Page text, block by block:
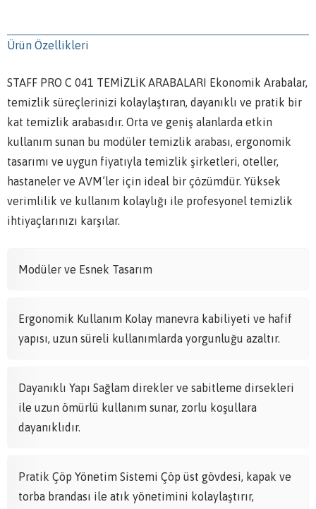
Ürün Özellikleri
STAFF PRO C 041 TEMİZLİK ARABALARI Ekonomik Arabalar,
temizlik süreçlerinizi kolaylaştıran, dayanıklı ve pratik bir
kat temizlik arabasıdır. Orta ve geniş alanlarda etkin
kullanım sunan bu modüler temizlik arabası, ergonomik
tasarımı ve uygun fiyatıyla temizlik şirketleri, oteller,
hastaneler ve AVM’ler için ideal bir çözümdür. Yüksek
verimlilik ve kullanım kolaylığı ile profesyonel temizlik
ihtiyaçlarınızı karşılar.
Modüler ve Esnek Tasarım
Ergonomik Kullanım Kolay manevra kabiliyeti ve hafif
yapısı, uzun süreli kullanımlarda yorgunluğu azaltır.
Dayanıklı Yapı Sağlam direkler ve sabitleme dirsekleri
ile uzun ömürlü kullanım sunar, zorlu koşullara
dayanıklıdır.
Pratik Çöp Yönetim Sistemi Çöp üst gövdesi, kapak ve
torba brandası ile atık yönetimini kolaylaştırır,